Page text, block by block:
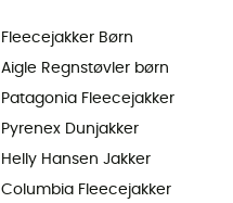
Fleecejakker Børn
Aigle Regnstøvler børn
Patagonia Fleecejakker
Pyrenex Dunjakker
Helly Hansen Jakker
Columbia Fleecejakker